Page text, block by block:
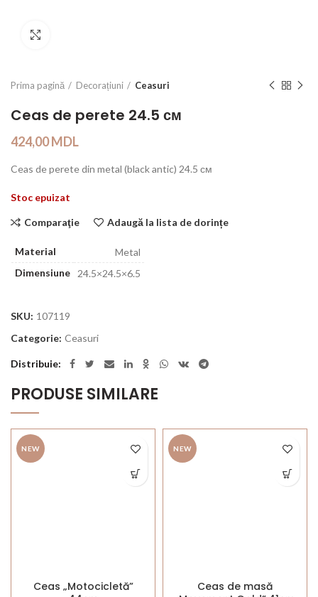
Prima pagină Decorațiuni Ceasuri
Ceas de perete 24.5 см
424,00MDL
Ceas de perete din metal (black antic) 24.5 см
Stoc epuizat
Comparaţie Adaugă la lista de dorințe
Material
Metal
Dimensiune
24.5×24.5×6.5
SKU: 107119
Categorie: Ceasuri
Distribuie
PRODUSE SIMILARE
NEW
Ceas „Motocicletă”
NEW
Ceas de masă